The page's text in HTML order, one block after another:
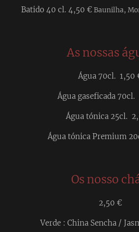
Batido 40 cl. 4,50 € Baunilha,
As nossas
Água 70cl. 1,50
Água gaseficada
Água tónica 25cl.
Água tónica Premium
Os nosso
2,50 €
Verde : China Sencha /